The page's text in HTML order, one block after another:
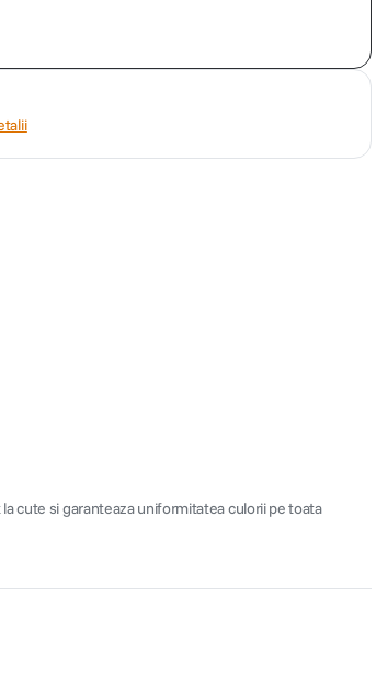
cute si garanteaza uniformitatea culorii pe toata